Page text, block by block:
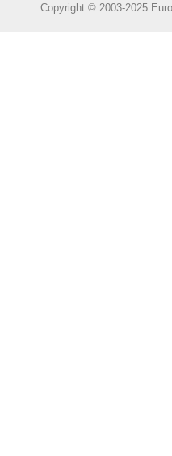
Copyright © 2003-2025